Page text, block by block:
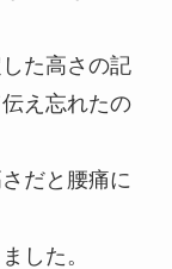
た高さの記
え忘れたの
だと腰痛に
した。